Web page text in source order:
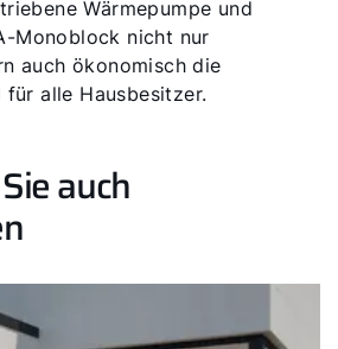
Wärmepumpe und
Monoblock nicht nur
auch ökonomisch die
für alle Hausbesitzer.
auch